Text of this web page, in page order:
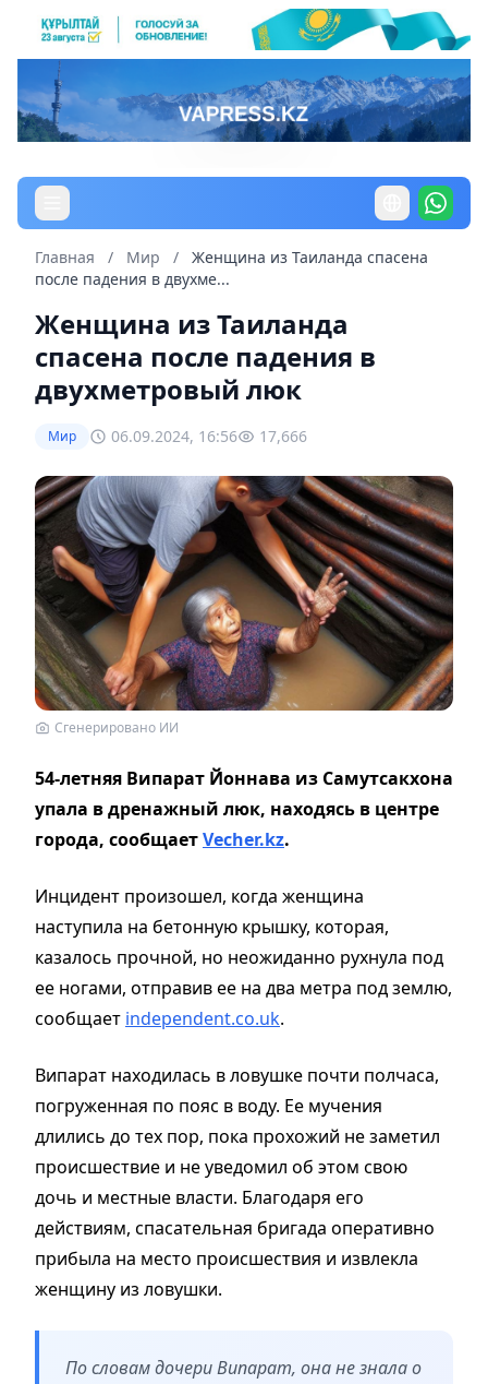
Главная / Мир /
Женщина из Таиланда спасена
после падения в двухме...
Женщина из Таиланда
спасена после падения в
двухметровый люк
Мир 06.09.2024, 16:56 17,666
Сгенерировано ИИ
54-летняя Випарат Йоннава из Самутсакхона
упала в дренажный люк, находясь в центре
города, сообщаетVecher.kz.
Инцидент произошел, когда женщина
наступила на бетонную крышку, которая,
казалось прочной, но неожиданно рухнула под
ее ногами, отправив ее на два метра под землю,
сообщает independent.co.uk.
Випарат находилась в ловушке почти полчаса,
погруженная по пояс в воду. Ее мучения
длились до тех пор, пока прохожий не заметил
происшествие и не уведомил об этом свою
дочь и местные власти. Благодаря его
действиям, спасательная бригада оперативно
прибыла на место происшествия и извлекла
женщину из ловушки.
По словам дочери Випарат, она не знала о